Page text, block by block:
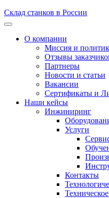
Склад станков в России
О компании
Миссия и
Отзывы
Партнеры
Новости и статьи
Вакансии
Сертификаты и
Наши кейсы
Инжиниринг
Услуги
Контакты